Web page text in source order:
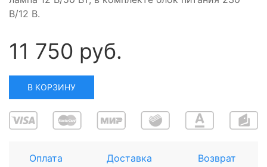
В/12 В.
11 750 руб.
В КОРЗИНУ
Оплата Доставка Возврат